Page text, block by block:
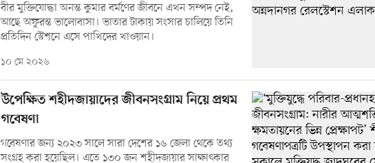
বীর মুক্তিযোদ্ধা অনন্ত কুমার বর্মণের জীবনে এখন সম্পদ নেই,
আছে অফুরন্ত ভালোবাসা। ভাতার টাকায় সংসার চালিয়ে তিনি
প্রতিদিন স্টেশনে এসে পাখিদের খাওয়ান।
১০ মে ২০২৬
উপেক্ষিত শহীদজায়াদের জীবনসংগ্রাম নিয়ে প্রথম
গবেষণা
গবেষণার জন্য ২০২৩ সালে সারা দেশের ১৬ জেলা থেকে তথ্য
সংগ্রহ করা হয়েছিল। এতে ১৩০ জন শহীদজায়ার সাক্ষাৎকার